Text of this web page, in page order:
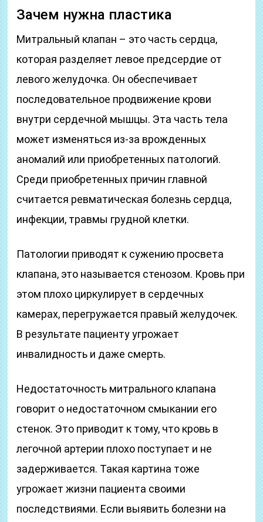
Зачем нужна пластика
Митральный клапан – это часть сердца,
которая разделяет левое предсердие от
левого желудочка. Он обеспечивает
последовательное продвижение крови
внутри сердечной мышцы. Эта часть тела
может изменяться из-за врожденных
аномалий или приобретенных патологий.
Среди приобретенных причин главной
считается ревматическая болезнь сердца,
инфекции, травмы грудной клетки.
Патологии приводят к сужению просвета
клапана, это называется стенозом. Кровь при
этом плохо циркулирует в сердечных
камерах, перегружается правый желудочек.
В результате пациенту угрожает
инвалидность и даже смерть.
Недостаточность митрального клапана
говорит о недостаточном смыкании его
стенок. Это приводит к тому, что кровь в
легочной артерии плохо поступает и не
задерживается. Такая картина тоже
угрожает жизни пациента своими
последствиями. Если выявить болезни на